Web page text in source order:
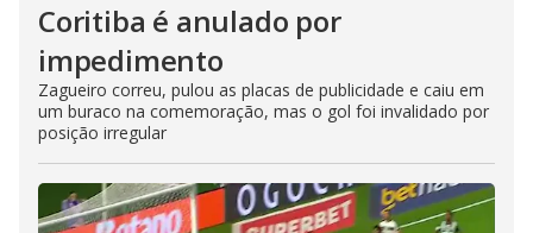
Coritiba é anulado por
impedimento
Zagueiro correu, pulou as placas de publicidade e caiu em
um buraco na comemoração, mas o gol foi invalidado por
posição irregular